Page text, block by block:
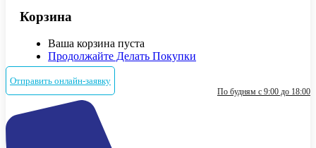
Корзина
Ваша корзина пуста
Продолжайте Делать Покупки
Отправить онлайн-заявку
По будням с 9:00 до 18:00